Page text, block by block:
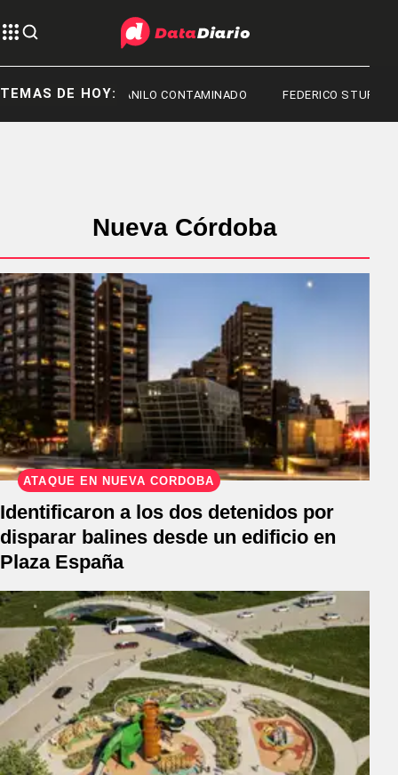
TEMAS DE HOY:
TOYOTA FENTANILO CONTAMINADO FEDERICO
Nueva Córdoba
ATAQUE EN NUEVA CÓRDOBA
Identificaron a los dos detenidos por
disparar balines desde un edificio en
Plaza España